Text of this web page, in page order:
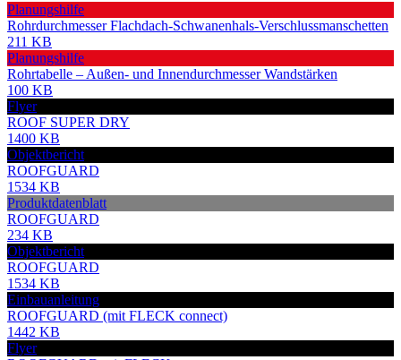
Planungshilfe
Rohrdurchmesser Flachdach-Schwanenhals-Verschlussmanschetten
211 KB
Planungshilfe
Rohrtabelle – Außen- und Innendurchmesser Wandstärken
100 KB
Flyer
ROOF SUPER DRY
1400 KB
Objektbericht
ROOFGUARD
1534 KB
Produktdatenblatt
ROOFGUARD
234 KB
Objektbericht
ROOFGUARD
1534 KB
Einbauanleitung
ROOFGUARD (mit FLECK connect)
1442 KB
Flyer